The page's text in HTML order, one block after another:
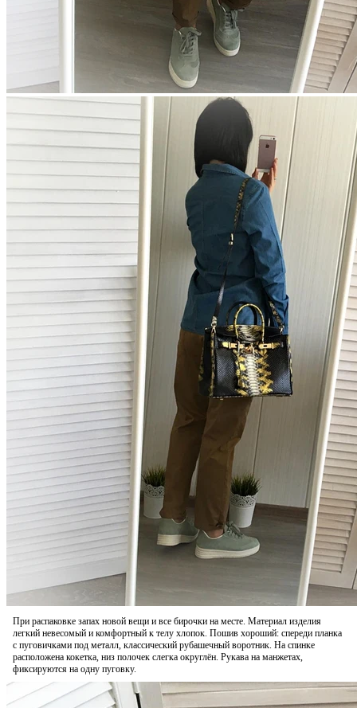
При распаковке запах новой вещи и все бирочки на месте. Материал изделия
легкий невесомый и комфортный к телу хлопок. Пошив хороший: спереди планка
с пуговичками под металл, классический рубашечный воротник. На спинке
расположена кокетка, низ полочек слегка округлён. Рукава на манжетах,
фиксируются на одну пуговку.